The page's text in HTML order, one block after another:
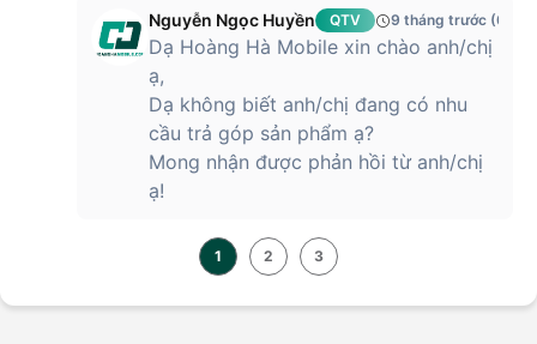
Nguyễn Ngọc Huyền QTV 9 tháng trước (09/
Dạ Hoàng Hà Mobile xin chào anh/chị
ạ,
Dạ không biết anh/chị đang có nhu
cầu trả góp sản phẩm ạ?
Mong nhận được phản hồi từ anh/chị
ạ!
1 2 3